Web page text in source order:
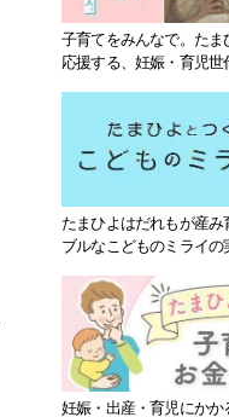
子育てをみんなで。た
応援する、妊娠・育児
たまひよはだれもが産
ブルなこどものミライ
妊娠・出産・育児にか